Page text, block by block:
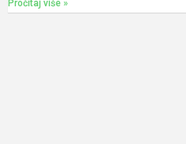
Pročitaj više »